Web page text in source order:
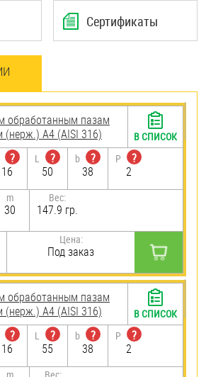
Сертификаты
обработанным пазам
(нерж.) A4 (AISI 316)
?
16
L
?
50
b
?
38
P
?
2
m
30
Вес:
147.9 гр.
Цена:
Под заказ
В СПИСОК
обработанным пазам
(нерж.) A4 (AISI 316)
?
16
L
?
55
b
?
38
P
?
2
В СПИСОК